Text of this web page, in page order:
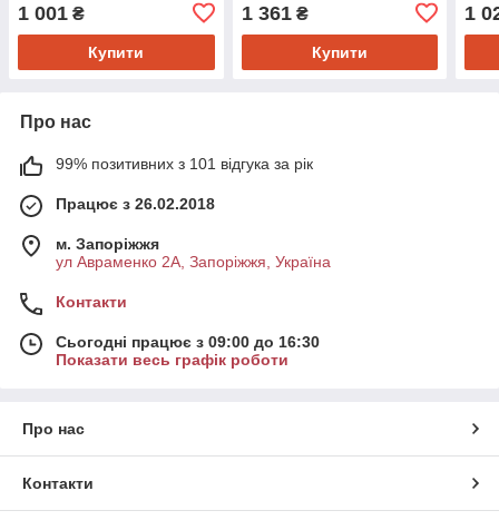
1 001 ₴
Купити
1 361₴
Купити
1
Про нас
99% позитивних з 101 відгука за рік
Працює з 26.02.2018
м. Запоріжжя
ул Авраменко 2А, Запоріжжя, Україна
Контакти
Сьогодні працює з 09:00 до 16:30
Показати весь графік роботи
Про нас
Контакти